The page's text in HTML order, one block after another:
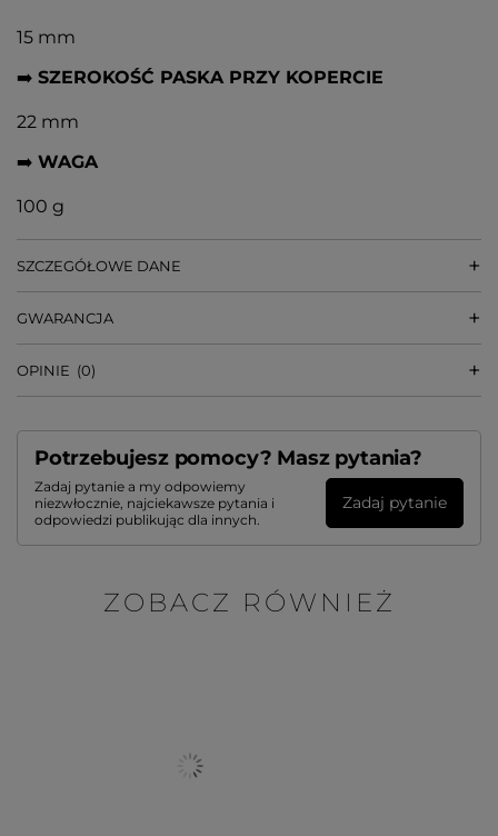
15 mm
➡️ SZEROKOŚĆ PASKA PRZY KOPERCIE
22 mm
➡️ WAGA
100 g
SZCZEGÓŁOWE DANE
GWARANCJA
OPINIE (0)
Potrzebujesz pomocy? Masz pytania?
Zadaj pytanie a my odpowiemy
niezwłocznie, najciekawsze pytania i
odpowiedzi publikując dla innych.
Zadaj pytanie
ZOBACZ RÓWNIEŻ